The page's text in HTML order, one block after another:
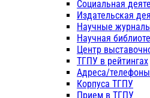
Социальная
Издательская
Научные
Научная
Центр
ТГПУ в рейтингах
Адреса/телефоны
Корпуса ТГПУ
Прием в ТГПУ